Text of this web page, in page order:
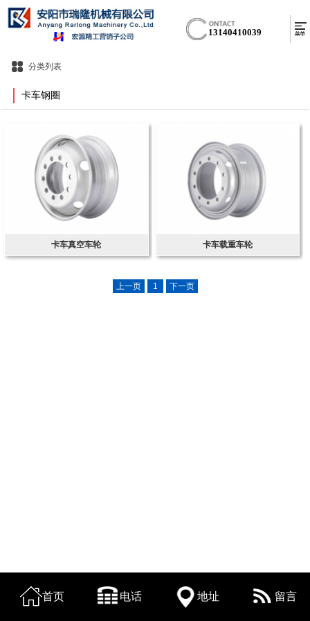
13140410039
分类列表
卡车钢圈
卡车真空车轮 卡车载重车轮
上一页 1 下一页
首页 电话 地址 留言